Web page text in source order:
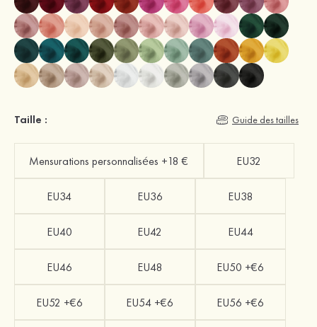
Taille : Guide des tailles
Mensurations personnalisées +18 € EU32
EU34 EU36 EU38
EU40 EU42 EU44
EU46 EU48 EU50 +€6
EU52 +€6 EU54 +€6 EU56 +€6